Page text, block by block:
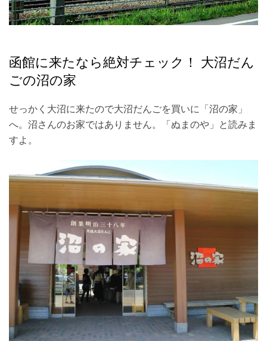
函館に来たなら絶対チェック！ 大沼だん
ごの沼の家
せっかく大沼に来たので大沼だんごを買いに「沼の家」
へ。沼さんのお家ではありません。「ぬまのや」と読みま
すよ。